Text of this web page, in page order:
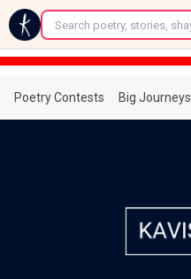
←
Poetry Contests Big Journeys